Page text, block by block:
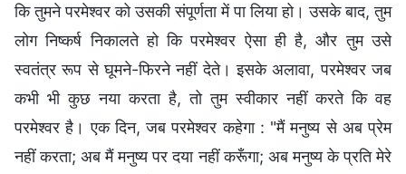
कि तुमने परमेश्वर को उसकी संपूर्णता में पा लिया हो। उसके बाद, तुम
लोग निष्कर्ष निकालते हो कि परमेश्वर ऐसा ही है, और तुम उसे
स्वतंत्र रूप से घूमने-फिरने नहीं देते। इसके अलावा, परमेश्वर जब
कभी भी कुछ नया करता है, तो तुम स्वीकार नहीं करते कि वह
परमेश्वर है। एक दिन, जब परमेश्वर कहेगा : "मैं मनुष्य से अब प्रेम
नहीं करता; अब मैं मनुष्य पर दया नहीं करूँगा; अब मनुष्य के प्रति मेरे